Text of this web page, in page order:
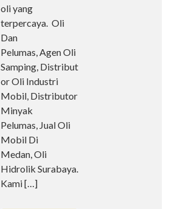
oli yang
terpercaya. Oli
Dan
Pelumas, Agen Oli
Samping, Distribut
or Oli Industri
Mobil, Distributor
Minyak
Pelumas, Jual Oli
Mobil Di
Medan, Oli
Hidrolik Surabaya.
Kami[…]